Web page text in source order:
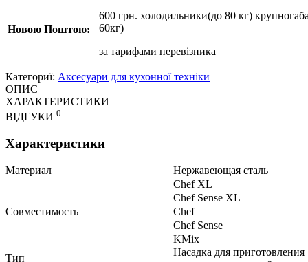
Новою Поштою:
600 грн. холодильники(до 80 кг)
60кг)
за тарифами перевізника
Категориї: Аксесуари для кухонної техніки
ОПИС
ХАРАКТЕРИСТИКИ
ВІДГУКИ 0
Характеристики
Материал Нержавеющая сталь
Совместимость
Chef XL
Chef Sense XL
Chef
Chef Sense
KMix
Тип
Насадка для приготовления